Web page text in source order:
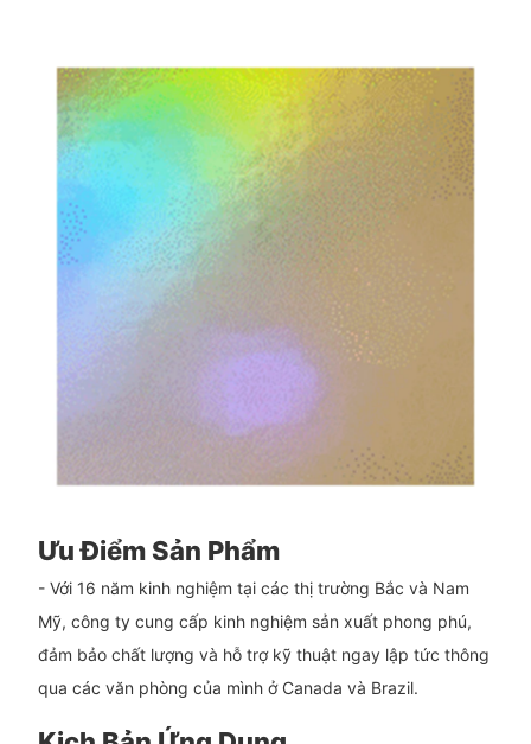
Ưu Điểm Sản Phẩm
- Với 16 năm kinh nghiệm tại các thị trường Bắc và Nam
Mỹ, công ty cung cấp kinh nghiệm sản xuất phong phú,
đảm bảo chất lượng và hỗ trợ kỹ thuật ngay lập tức thông
qua các văn phòng của mình ở Canada và Brazil.